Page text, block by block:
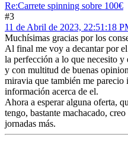
Re:Carrete spinning sobre 100€
#3
11 de Abril de 2023, 22:51:18
Muchísimas gracias por los
Al final me voy a decantar por
la perfección a lo que necesito y
y con multitud de buenas
miravia que también me parecio
información acerca de el.
Ahora a esperar alguna oferta,
tengo, bastante machacado,
jornadas más.